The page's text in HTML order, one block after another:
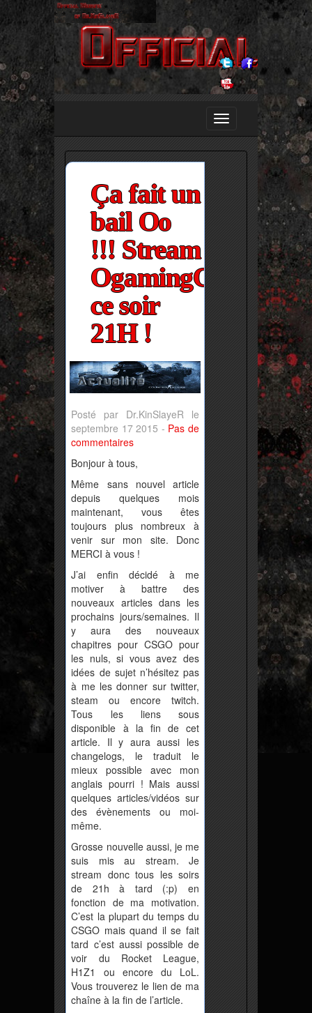
Ça fait un
bail Oo
!!! Stream
OgamingCS
ce soir
21H !
Posté par Dr.KinSlayeR le
septembre 17 2015 - Pas de
commentaires
Bonjour à tous,
Même sans nouvel article
depuis quelques mois
maintenant, vous êtes
toujours plus nombreux à
venir sur mon site. Donc
MERCI à vous !
J’ai enfin décidé à me
motiver à battre des
nouveaux articles dans les
prochains jours/semaines. Il
y aura des nouveaux
chapitres pour CSGO pour
les nuls, si vous avez des
idées de sujet n’hésitez pas
à me les donner sur twitter,
steam ou encore twitch.
Tous les liens sous
disponible à la fin de cet
article. Il y aura aussi les
changelogs, le traduit le
mieux possible avec mon
anglais pourri ! Mais aussi
quelques articles/vidéos sur
des évènements ou moi-
même.
Grosse nouvelle aussi, je me
suis mis au stream. Je
stream donc tous les soirs
de 21h à tard (:p) en
fonction de ma motivation.
C’est la plupart du temps du
CSGO mais quand il se fait
tard c’est aussi possible de
voir du Rocket League,
H1Z1 ou encore du LoL.
Vous trouverez le lien de ma
chaîne à la fin de l’article.